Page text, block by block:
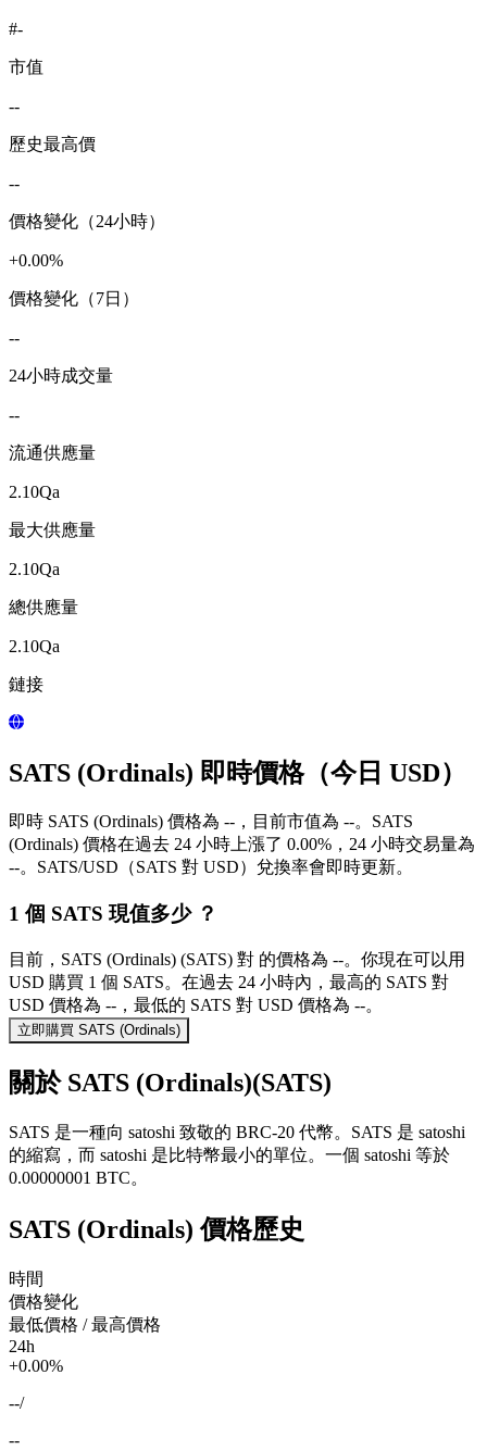
#-
市值
--
歷史最高價
--
價格變化（24小時）
+0.00%
價格變化（7日）
--
24小時成交量
--
流通供應量
2.10Qa
最大供應量
2.10Qa
總供應量
2.10Qa
鏈接
SATS (Ordinals) 即時價格（今日 USD）
即時 SATS (Ordinals) 價格為 --，目前市值為 --。SATS
(Ordinals) 價格在過去 24 小時上漲了 0.00%，24 小時交易量為
--。SATS/USD（SATS 對 USD）兌換率會即時更新。
1 個 SATS 現值多少 ？
目前，SATS (Ordinals) (SATS) 對 的價格為 --。你現在可以用
USD 購買 1 個 SATS。在過去 24 小時內，最高的 SATS 對
USD 價格為 --，最低的 SATS 對 USD 價格為 --。
立即購買 SATS (Ordinals)
關於 SATS (Ordinals)(SATS)
SATS 是一種向 satoshi 致敬的 BRC-20 代幣。SATS 是 satoshi
的縮寫，而 satoshi 是比特幣最小的單位。一個 satoshi 等於
0.00000001 BTC。
SATS (Ordinals) 價格歷史
時間
價格變化
最低價格 / 最高價格
24h
+0.00%
--/
--